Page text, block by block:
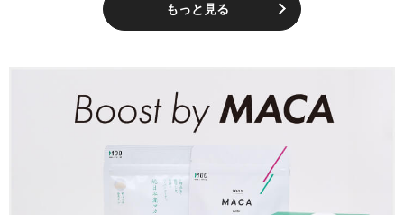
もっと見る